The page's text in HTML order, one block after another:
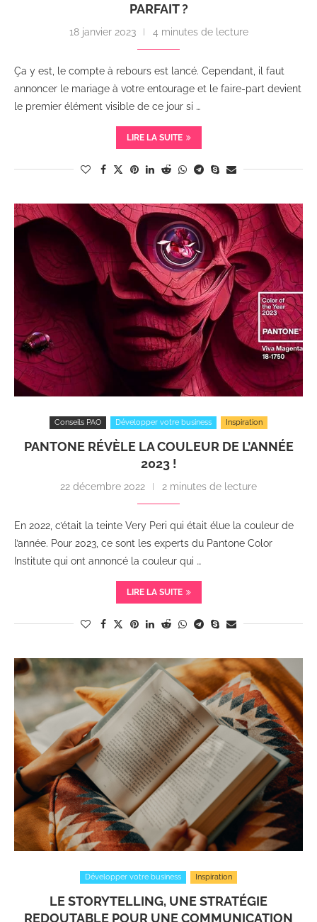
PARFAIT ?
18 janvier 2023 4 minutes de lecture
Ça y est, le compte à rebours est lancé. Cependant, il faut
annoncer le mariage à votre entourage et le faire-part devient
le premier élément visible de ce jour si …
LIRE LA SUITE
Conseils PAO Développer votre business Inspiration
PANTONE RÉVÈLE LA COULEUR DE L’ANNÉE
2023 !
22 décembre 2022 2 minutes de lecture
En 2022, c’était la teinte Very Peri qui était élue la couleur de
l’année. Pour 2023, ce sont les experts du Pantone Color
Institute qui ont annoncé la couleur qui …
LIRE LA SUITE
Développer votre business Inspiration
LE STORYTELLING, UNE STRATÉGIE
REDOUTABLE POUR UNE COMMUNICATION